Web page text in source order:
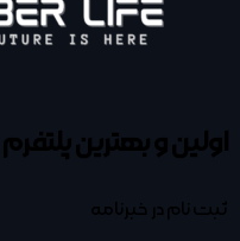
اولین و بهترین پلتفرم
ثبت نام در خبرنامه